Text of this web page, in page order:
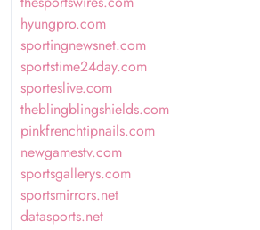
hyungpro.com
sportingnewsnet.com
sportstime24day.com
sporteslive.com
theblingblingshields.com
pinkfrenchtipnails.com
newgamestv.com
sportsgallerys.com
sportsmirrors.net
datasports.net